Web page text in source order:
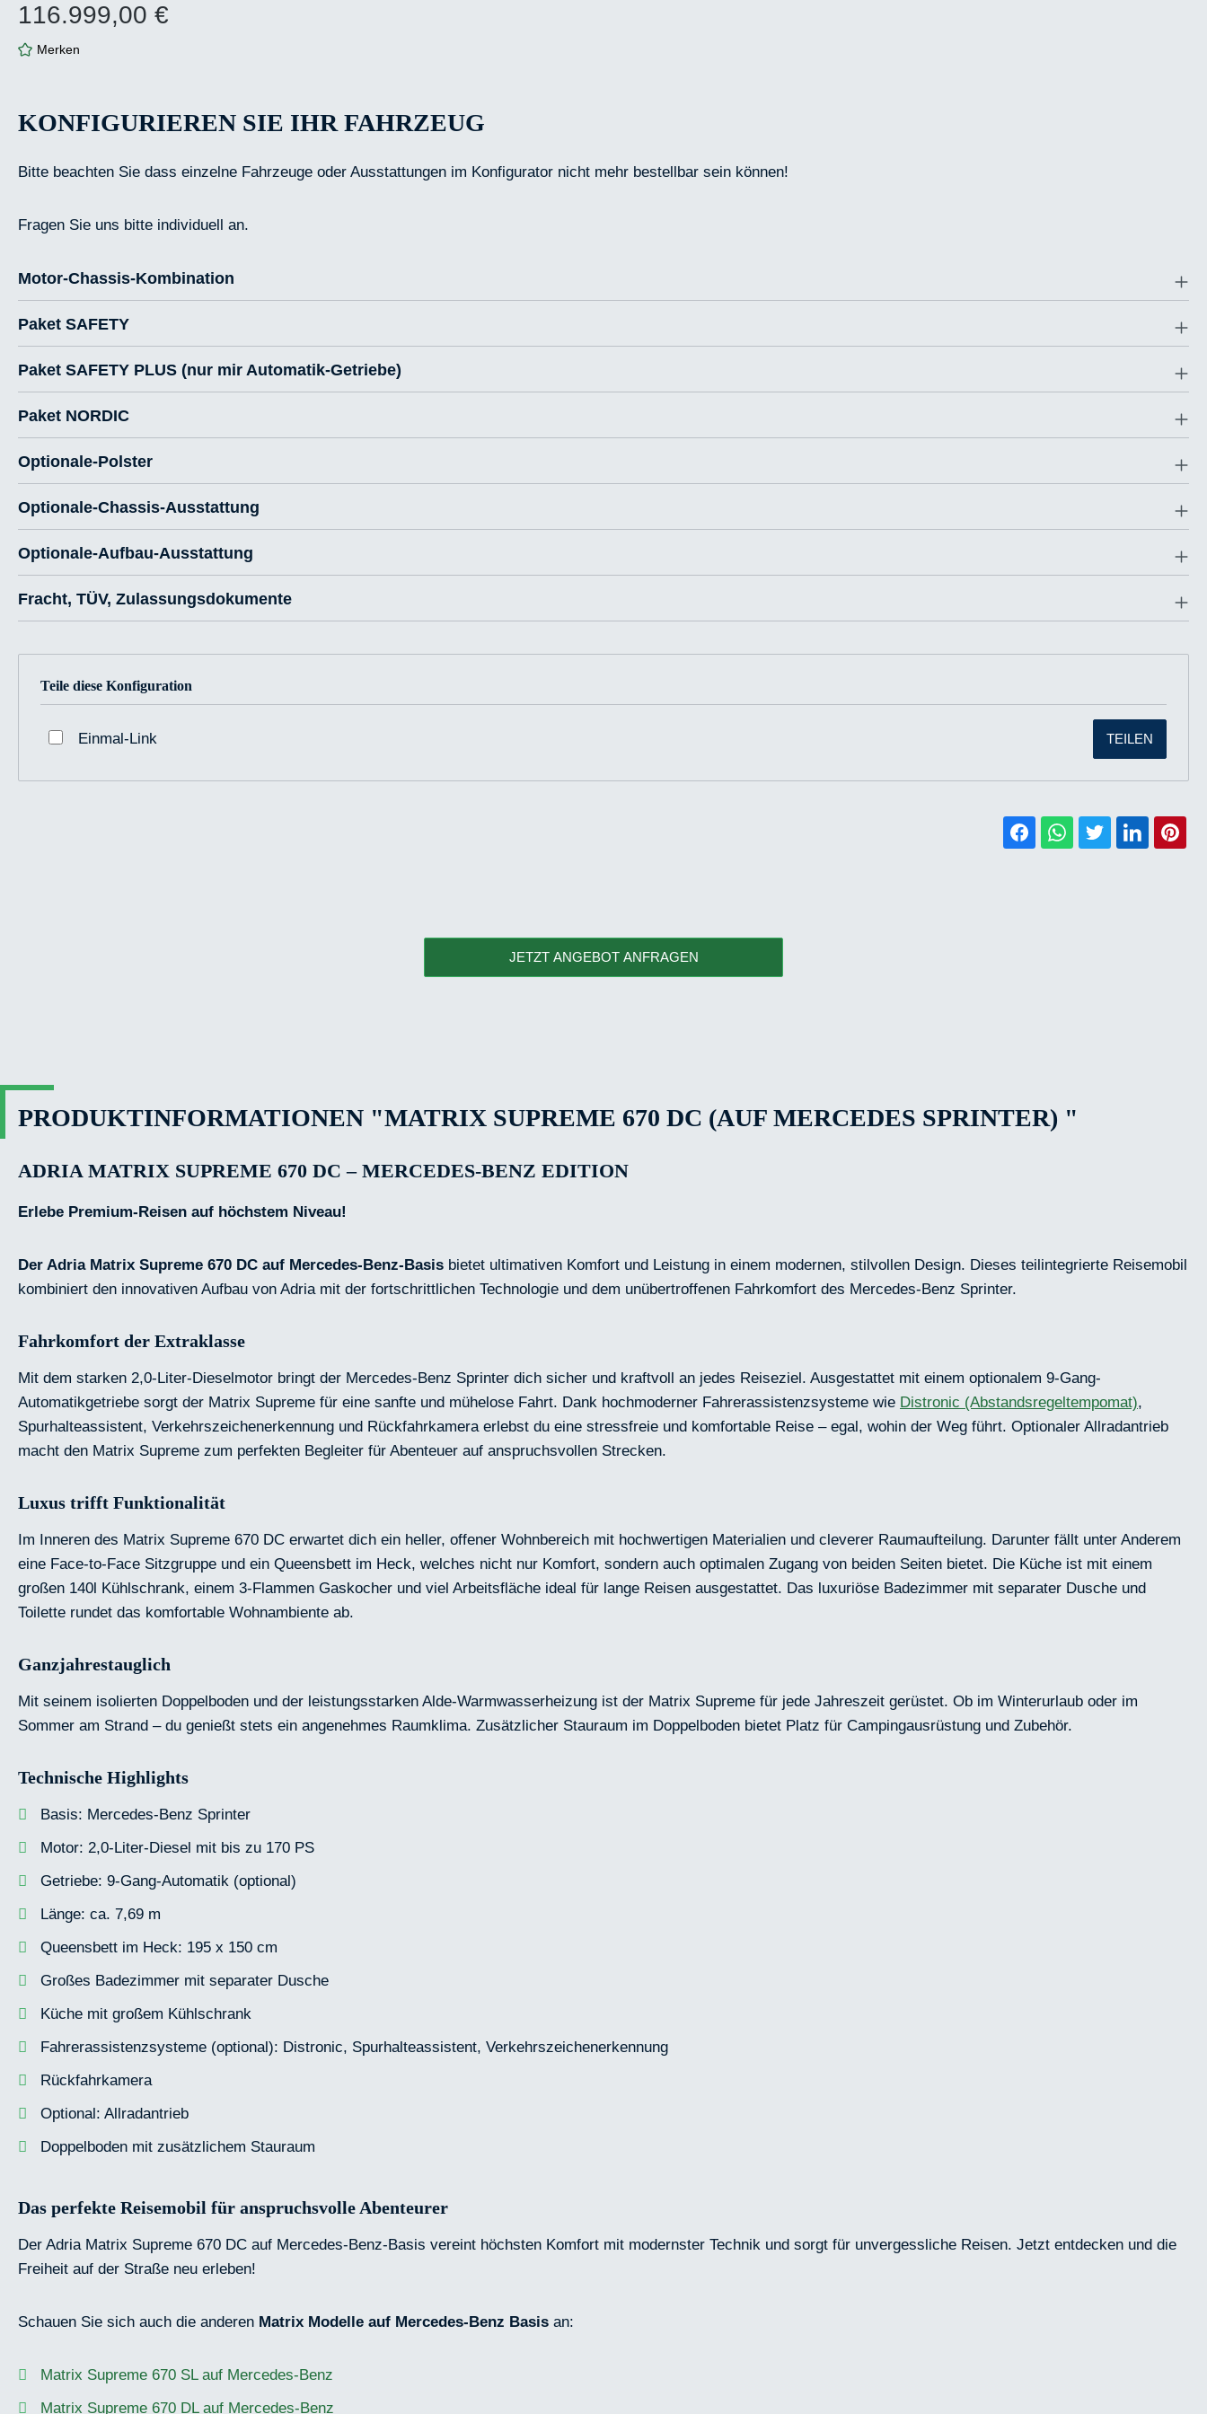
Regulärer Preis:
116.999,00 €
Merken
KONFIGURIEREN SIE IHR FAHRZEUG
Bitte beachten Sie dass einzelne Fahrzeuge oder Ausstattungen im Konfigurator nicht mehr bestellbar sein können!
Fragen Sie uns bitte individuell an.
Motor-Chassis-Kombination
Paket SAFETY
Paket SAFETY PLUS (nur mir Automatik-Getriebe)
Paket NORDIC
Optionale-Polster
Optionale-Chassis-Ausstattung
Optionale-Aufbau-Ausstattung
Fracht, TÜV, Zulassungsdokumente
Teile diese Konfiguration
Einmal-Link TEILEN
JETZT ANGEBOT ANFRAGEN
PRODUKTINFORMATIONEN "MATRIX SUPREME 670 DC (AUF MERCEDES SPRINTER) "
ADRIA MATRIX SUPREME 670 DC – MERCEDES-BENZ EDITION
Erlebe Premium-Reisen auf höchstem Niveau!
Der Adria Matrix Supreme 670 DC auf Mercedes-Benz-Basis bietet ultimativen Komfort und Leistung in einem modernen, stilvollen Design. Dieses teilintegrierte Reisemobil
kombiniert den innovativen Aufbau von Adria mit der fortschrittlichen Technologie und dem unübertroffenen Fahrkomfort des Mercedes-Benz Sprinter.
Fahrkomfort der Extraklasse
Mit dem starken 2,0-Liter-Dieselmotor bringt der Mercedes-Benz Sprinter dich sicher und kraftvoll an jedes Reiseziel. Ausgestattet mit einem optionalem 9-Gang-
Automatikgetriebe sorgt der Matrix Supreme für eine sanfte und mühelose Fahrt. Dank hochmoderner Fahrerassistenzsysteme wie Distronic (Abstandsregeltempomat),
Spurhalteassistent, Verkehrszeichenerkennung und Rückfahrkamera erlebst du eine stressfreie und komfortable Reise – egal, wohin der Weg führt. Optionaler Allradantrieb
macht den Matrix Supreme zum perfekten Begleiter für Abenteuer auf anspruchsvollen Strecken.
Luxus trifft Funktionalität
Im Inneren des Matrix Supreme 670 DC erwartet dich ein heller, offener Wohnbereich mit hochwertigen Materialien und cleverer Raumaufteilung. Darunter fällt unter Anderem
eine Face-to-Face Sitzgruppe und ein Queensbett im Heck, welches nicht nur Komfort, sondern auch optimalen Zugang von beiden Seiten bietet. Die Küche ist mit einem
großen 140l Kühlschrank, einem 3-Flammen Gaskocher und viel Arbeitsfläche ideal für lange Reisen ausgestattet. Das luxuriöse Badezimmer mit separater Dusche und
Toilette rundet das komfortable Wohnambiente ab.
Ganzjahrestauglich
Mit seinem isolierten Doppelboden und der leistungsstarken Alde-Warmwasserheizung ist der Matrix Supreme für jede Jahreszeit gerüstet. Ob im Winterurlaub oder im
Sommer am Strand – du genießt stets ein angenehmes Raumklima. Zusätzlicher Stauraum im Doppelboden bietet Platz für Campingausrüstung und Zubehör.
Technische Highlights
Basis: Mercedes-Benz Sprinter
Motor: 2,0-Liter-Diesel mit bis zu 170 PS
Getriebe: 9-Gang-Automatik (optional)
Länge: ca. 7,69 m
Queensbett im Heck: 195 x 150 cm
Großes Badezimmer mit separater Dusche
Küche mit großem Kühlschrank
Fahrerassistenzsysteme (optional): Distronic, Spurhalteassistent, Verkehrszeichenerkennung
Rückfahrkamera
Optional: Allradantrieb
Doppelboden mit zusätzlichem Stauraum
Das perfekte Reisemobil für anspruchsvolle Abenteurer
Der Adria Matrix Supreme 670 DC auf Mercedes-Benz-Basis vereint höchsten Komfort mit modernster Technik und sorgt für unvergessliche Reisen. Jetzt entdecken und die
Freiheit auf der Straße neu erleben!
Schauen Sie sich auch die anderen Matrix Modelle auf Mercedes-Benz Basis an:
Matrix Supreme 670 SL auf Mercedes-Benz
Matrix Supreme 670 DL auf Mercedes-Benz